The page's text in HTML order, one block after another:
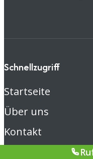
Schnellzugriff
Startseite
Über uns
Kontakt